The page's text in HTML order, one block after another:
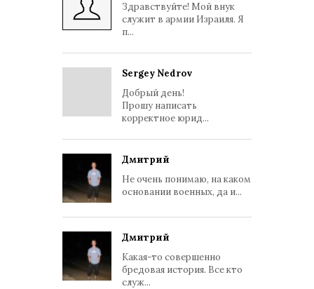
Здравствуйте! Мой внук
служит в армии Израиля. Я
п...
Sergey Nedrov
Добрый день!
Прошу написать
корректное юрид...
Дмитрий
Не очень понимаю, на каком
основании военных, да и...
Дмитрий
Какая-то совершенно
бредовая история. Все кто
служ...